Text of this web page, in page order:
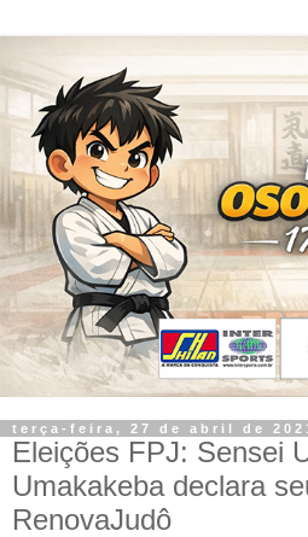
terça-feira, 27 de abril de
Eleições FPJ: Sensei
Umakakeba declara
RenovaJudô